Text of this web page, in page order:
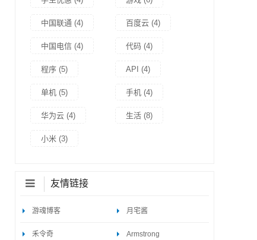
中国联通 (4) 百度云(4)
中国电信 (4) 代码(4)
程序 (5) API (4)
单机 (5) 手机(4)
华为云 (4) 生活(8)
小米 (3)
友情链接
游魂博客 月宅酱
禾令奇 Armstrong